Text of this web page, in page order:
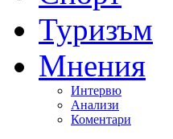
Туризъм
Мнения
Интервю
Анализи
Коментари